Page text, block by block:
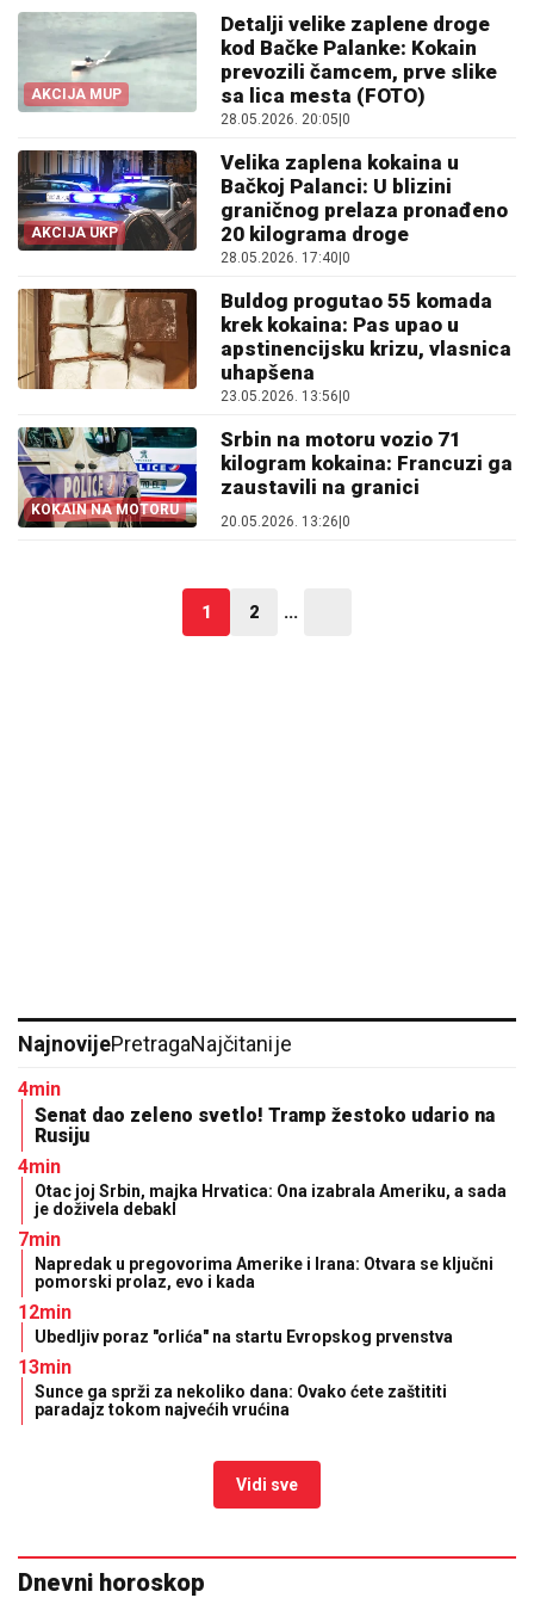
AKCIJA MUP
Detalji velike zaplene droge
kod Bačke Palanke: Kokain
prevozili čamcem, prve slike
sa lica mesta (FOTO)
28.05.2026. 20:05|0
AKCIJA UKP
Velika zaplena kokaina u
Bačkoj Palanci: U blizini
graničnog prelaza pronađeno
20 kilograma droge
28.05.2026. 17:40|0
Buldog progutao 55 komada
krek kokaina: Pas upao u
apstinencijsku krizu, vlasnica
uhapšena
23.05.2026. 13:56|0
KOKAIN NA MOTORU
Srbin na motoru vozio 71
kilogram kokaina: Francuzi ga
zaustavili na granici
20.05.2026. 13:26 0
1 2 ...
NajnovijePretragaNajčitanije
4min
Senat dao zeleno svetlo! Tramp žestoko udario na
Rusiju
4min
Otac joj Srbin, majka Hrvatica: Ona izabrala Ameriku, a sada
je doživela debakl
7min
Napredak u pregovorima Amerike i Irana: Otvara se ključni
pomorski prolaz, evo i kada
12min
Ubedljiv poraz "orlića" na startu Evropskog prvenstva
13min
Sunce ga sprži za nekoliko dana: Ovako ćete zaštititi
paradajz tokom najvećih vrućina
Vidi sve
Dnevni horoskop